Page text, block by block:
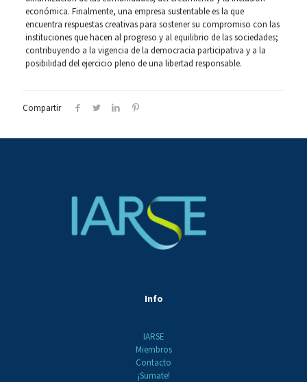
económica. Finalmente, una empresa sustentable es la que
encuentra respuestas creativas para sostener su compromiso con las
instituciones que hacen al progreso y al equilibrio de las sociedades;
contribuyendo a la vigencia de la democracia participativa y a la
posibilidad del ejercicio pleno de una libertad responsable.
Compartir
Info
IARSE
Miembros
Contacto
¡Sumate!